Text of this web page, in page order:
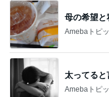
母の希望と
Amebaトピ
太ってると
Amebaトピ